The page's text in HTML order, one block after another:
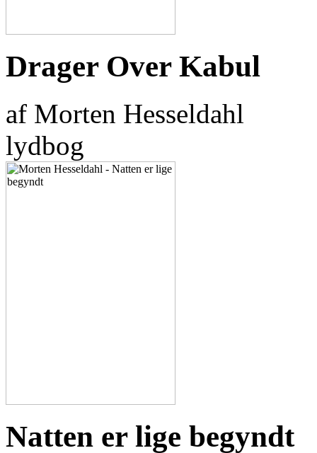
Drager Over Kabul
af Morten Hesseldahl
lydbog
Natten er lige begyndt